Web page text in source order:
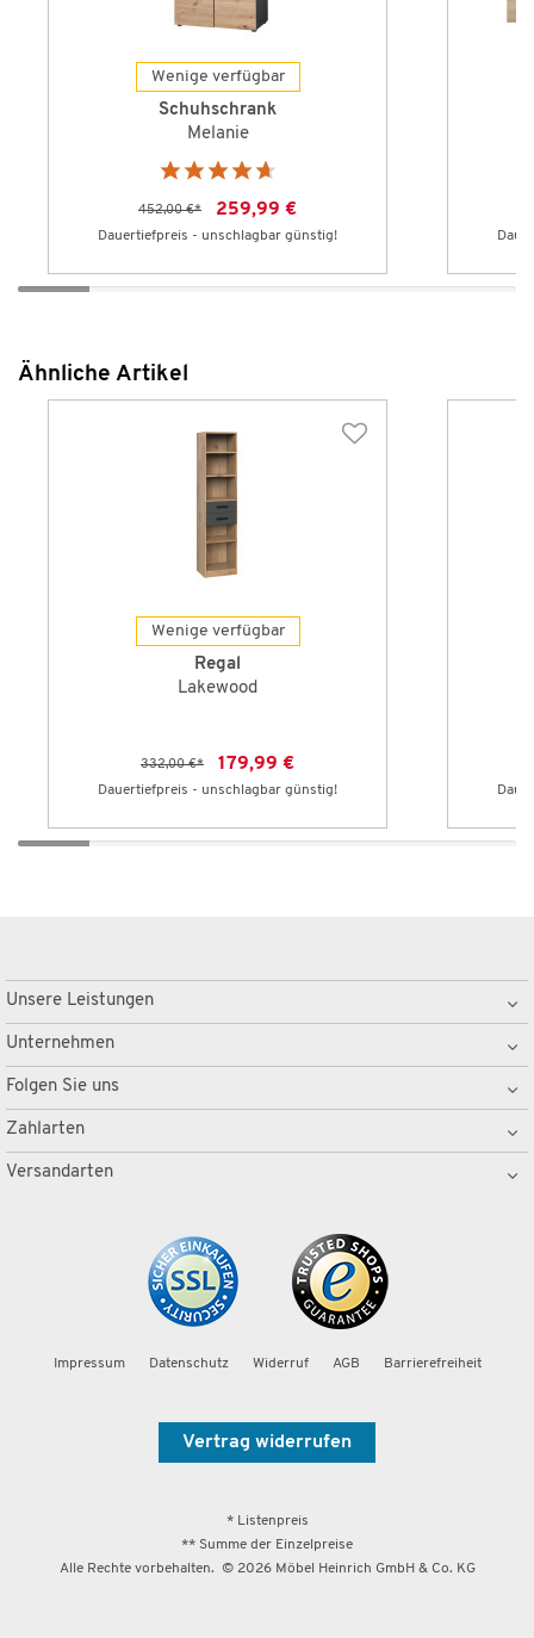
Wenige verfügbar
Schuhschrank
Melanie
452,00 €* 259,99 €
Dauertiefpreis - unschlagbar günstig!
Ähnliche Artikel
Wenige verfügbar
Regal
Lakewood
332,00 €* 179,99 €
Dauertiefpreis - unschlagbar günstig!
Unsere Leistungen
Unternehmen
Folgen Sie uns
Zahlarten
Versandarten
Impressum Datenschutz Widerruf AGB Barrierefreiheit
Vertrag widerrufen
* Listenpreis
** Summe der Einzelpreise
Alle Rechte vorbehalten. © 2026Möbel Heinrich GmbH & Co. KG